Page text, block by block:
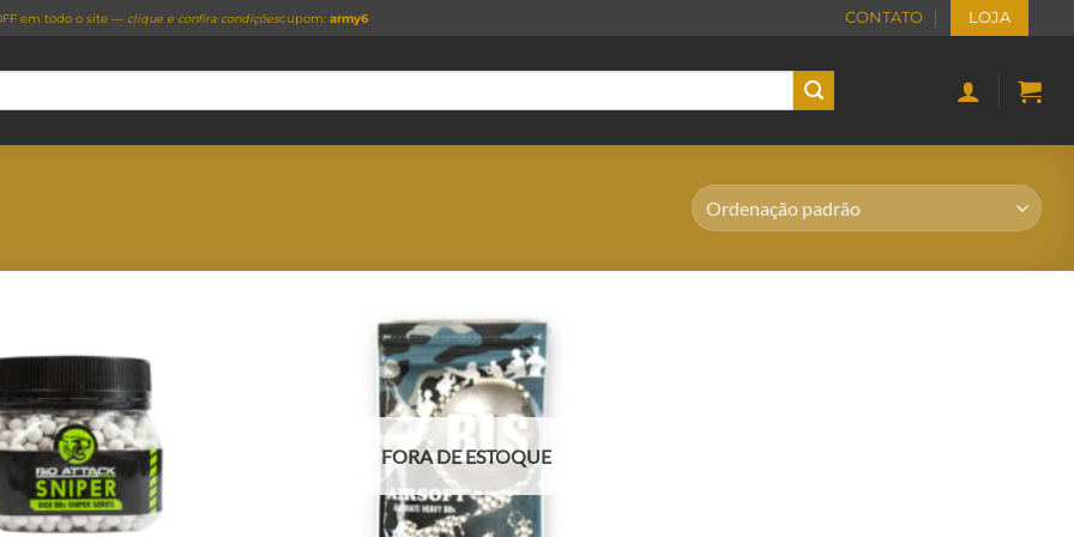
em todo o site — clique e confira condiçõescupom:army6 CONTATO LOJA
FORA DE ESTOQUE